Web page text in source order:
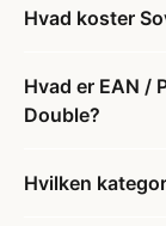
Hvad koster
Hvad er EAN /
Double?
Hvilken